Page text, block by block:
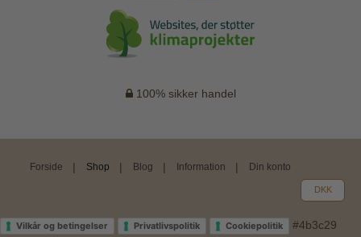
100% sikker handel
Forside Shop Blog Information Din konto
DKK
Vilkår og betingelser Privatlivspolitik Cookiepolitik #4b3c29